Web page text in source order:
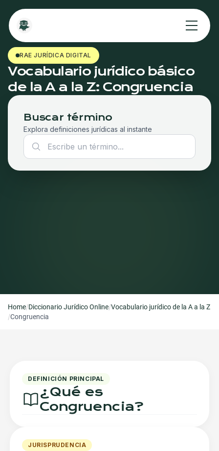
RAE JURÍDICA DIGITAL
Vocabulario jurídico básico
de la A a la Z: Congruencia
Buscar término
Explora definiciones jurídicas al instante
Home/Diccionario Jurídico Online/Vocabulario jurídico de la A a la Z
/Congruencia
DEFINICIÓN PRINCIPAL
¿Qué es
Congruencia?
JURISPRUDENCIA